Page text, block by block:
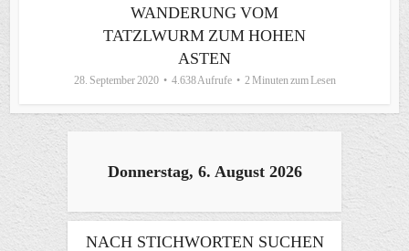
WANDERUNG VOM
TATZLWURM ZUM HOHEN
ASTEN
28. September 2020 4.638 Aufrufe 2 Minuten zum Lesen
Donnerstag, 6. August 2026
NACH STICHWORTEN SUCHEN